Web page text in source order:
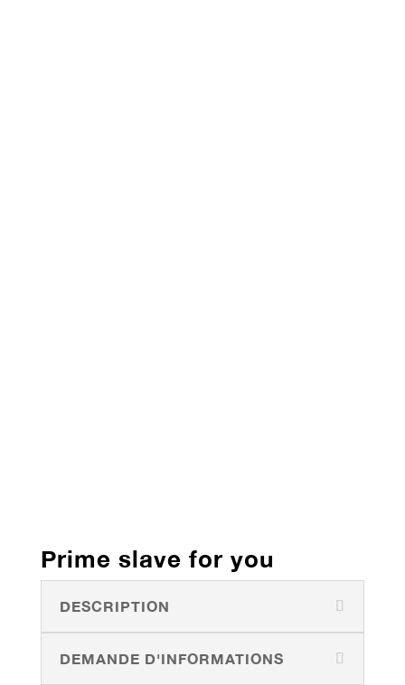
Prime slave for you
DESCRIPTION
DEMANDE D'INFORMATIONS